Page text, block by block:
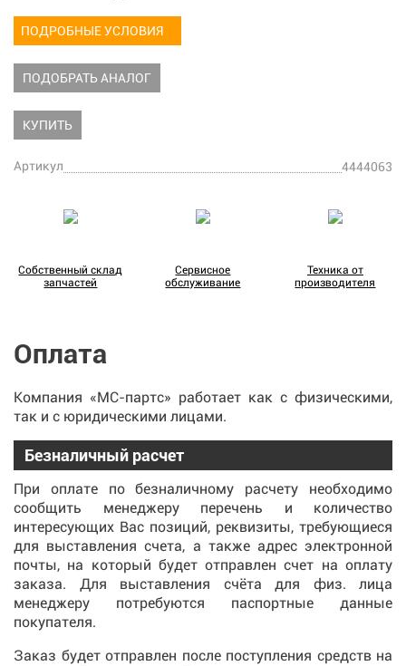
ПОДРОБНЫЕ УСЛОВИЯ
ПОДОБРАТЬ АНАЛОГ
КУПИТЬ
Артикул 4444063
Собственный склад
запчастей
Сервисное
обслуживание
Техника от
производителя
Оплата
Компания «МС-партс» работает как с физическими,
так и с юридическими лицами.
Безналичный расчет
При оплате по безналичному расчету необходимо
сообщить менеджеру перечень и количество
интересующих Вас позиций, реквизиты, требующиеся
для выставления счета, а также адрес электронной
почты, на который будет отправлен счет на оплату
заказа. Для выставления счёта для физ. лица
менеджеру потребуются паспортные данные
покупателя.
Заказ будет отправлен после поступления средств на